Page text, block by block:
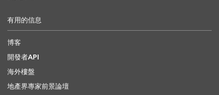
有用的信息
博客
開發者API
海外樓盤
地產界專家前景論壇